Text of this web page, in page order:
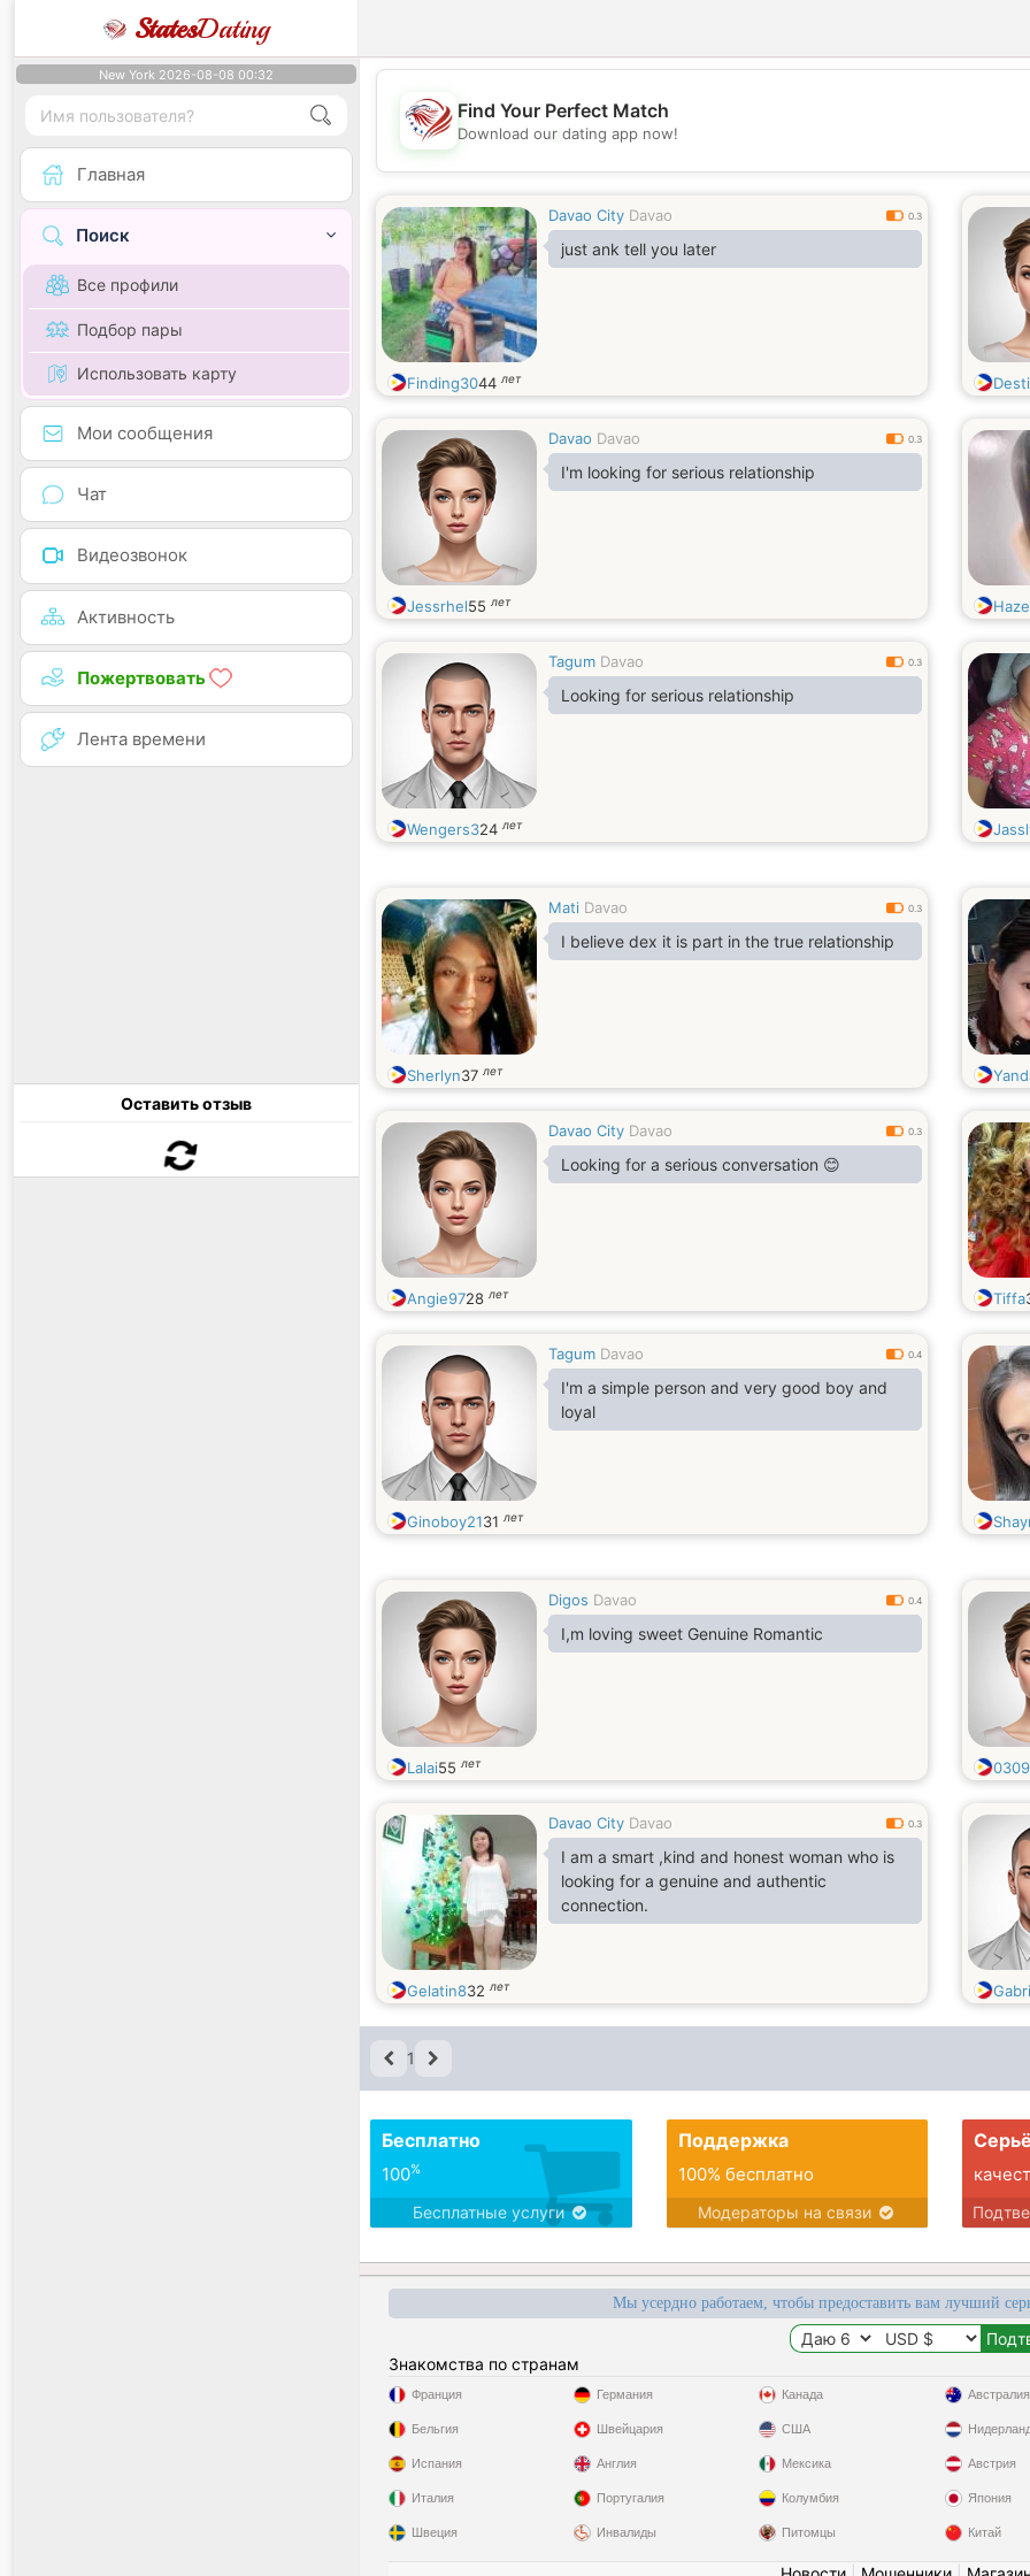
StatesDating
New York 2026-08-08 00:32
Главная
Поиск
Все профили
Подбор пары
Использовать карту
Мои сообщения
Чат
Видеозвонок
Активность
Пожертвовать
Лента времени
Оставить отзыв
💖
💕
Find Your Perfect Match
Download our dating app now!
Davao City Davao 0.3
just ank tell you later
Finding3044 лет
Davao Davao 0.3
I'm looking for serious relationship
Jessrhel55 лет
Tagum Davao 0.3
Looking for serious relationship
Wengers324 лет
Mati Davao 0.3
I believe dex it is part in the true relationship
Sherlyn37 лет
Davao City Davao 0.3
Looking for a serious conversation 😊
Angie9728 лет Tiffa
Tagum Davao 0.4
I'm a simple person and very good boy and
loyal
Ginoboy2131 лет
Digos Davao 0.4
I,m loving sweet Genuine Romantic
Lalai55 лет
Davao City Davao 0.3
I am a smart ,kind and honest woman who is
looking for a genuine and authentic
connection.
Gelatin832 лет
1
Бесплатно
100%
Бесплатные услуги
Поддержка
100% бесплатно
Модераторы на связи
Мы усердно работаем, чтобы предоставить вам лучший
Знакомства по странам
Франция
Бельгия
Испания
Италия
Швеция
Германия
Швейцария
Англия
Португалия
Инвалиды
Канада
США
Мексика
Колумбия
Питомцы
Австралия
Австрия
Япония
Китай